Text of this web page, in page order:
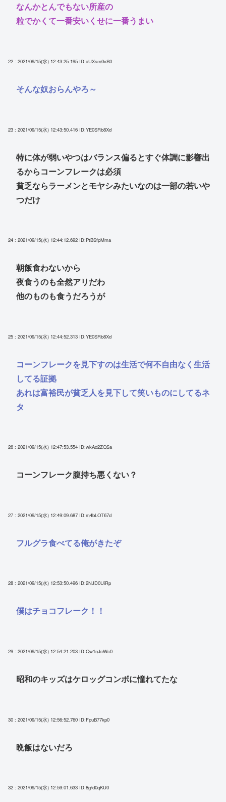
なんかとんでもない所産の
粒でかくて一番安いくせに一番うまい
22 : 2021/09/15(水) 12:43:25.195 ID:aUXsm0vS0
そんな奴おらんやろ～
23 : 2021/09/15(水) 12:43:50.416 ID:YE0SRb8Xd
特に体が弱いやつはバランス偏るとすぐ体調に影響出
るからコーンフレークは必須
貧乏ならラーメンとモヤシみたいなのは一部の若いや
つだけ
24 : 2021/09/15(水) 12:44:12.692 ID:PtBSfpMma
朝飯食わないから
夜食うのも全然アリだわ
他のものも食うだろうが
25 : 2021/09/15(水) 12:44:52.313 ID:YE0SRb8Xd
コーンフレークを見下すのは生活で何不自由なく生活
してる証拠
あれは富裕民が貧乏人を見下して笑いものにしてるネ
タ
26 : 2021/09/15(水) 12:47:53.554 ID:wkAd2ZQSa
コーンフレーク腹持ち悪くない？
27 : 2021/09/15(水) 12:49:09.687 ID:m4bLOT67d
フルグラ食べてる俺がきたぞ
28 : 2021/09/15(水) 12:53:50.496 ID:2NJD0UiRp
僕はチョコフレーク！！
29 : 2021/09/15(水) 12:54:21.203 ID:Qw1nJcWc0
昭和のキッズはケロッグコンボに憧れてたな
30 : 2021/09/15(水) 12:56:52.760 ID:FpuB77kp0
晩飯はないだろ
32 : 2021/09/15(水) 12:59:01.633 ID:8g/d0qKU0